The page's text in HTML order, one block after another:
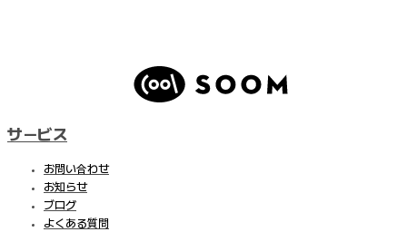
サービス
お問い合わせ
お知らせ
ブログ
よくある質問